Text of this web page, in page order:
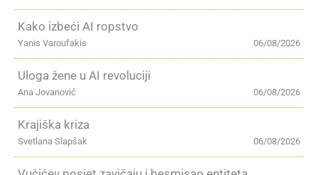
Kako izbeći AI ropstvo
06/08/2026
Yanis Varoufakis
Uloga žene u AI revoluciji
06/08/2026
Ana Jovanović
Krajiška kriza
06/08/2026
Svetlana Slapšak